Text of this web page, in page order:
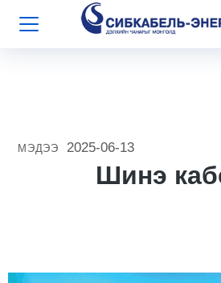
МЭДЭЭ 2025-06-13
Шинэ